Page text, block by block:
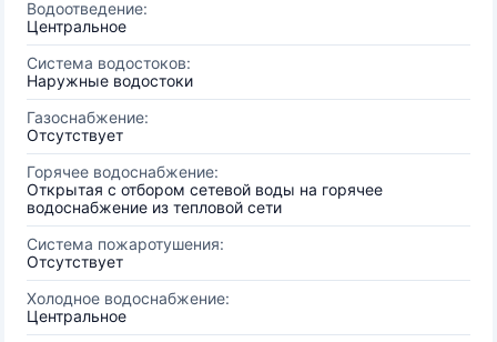
Водоотведение:
Центральное
Система водостоков:
Наружные водостоки
Газоснабжение:
Отсутствует
Горячее водоснабжение:
Открытая с отбором сетевой воды на горячее
водоснабжение из тепловой сети
Система пожаротушения:
Отсутствует
Холодное водоснабжение:
Центральное